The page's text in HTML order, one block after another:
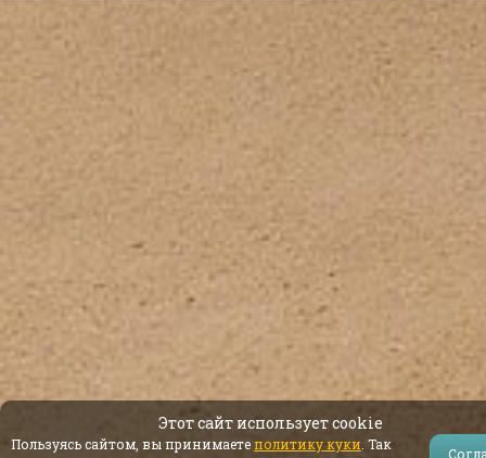
Этот сайт использует cookie
Пользуясь сайтом, вы принимаетеполитику куки . Так